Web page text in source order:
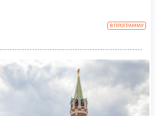
В ПРОГРАММУ